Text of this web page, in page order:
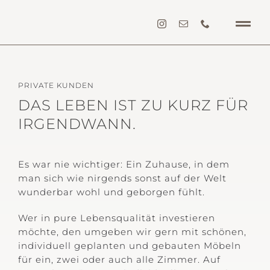
PRIVATE KUNDEN
DAS LEBEN IST ZU KURZ FÜR
IRGENDWANN.
Es war nie wichtiger: Ein Zuhause, in dem
man sich wie nirgends sonst auf der Welt
wunderbar wohl und geborgen fühlt.
Wer in pure Lebensqualität investieren
möchte, den umgeben wir gern mit schönen,
individuell geplanten und gebauten Möbeln
für ein, zwei oder auch alle Zimmer. Auf